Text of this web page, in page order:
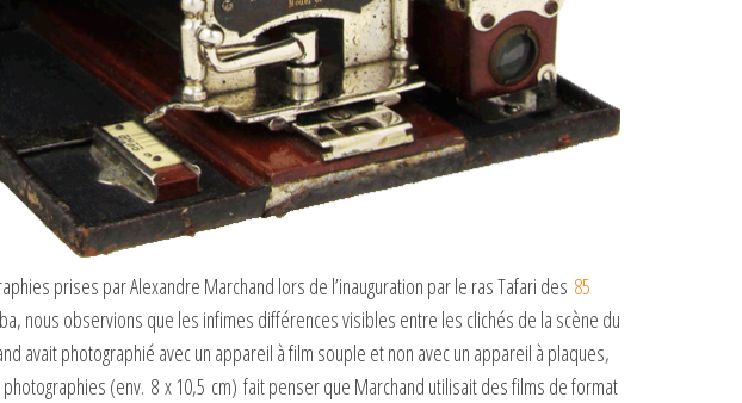
prises par Alexandre Marchand lors de l’inauguration par le ras Tafari des 85
nous observions que les infimes différences visibles entre les clichés de la scène du
avait photographié avec un appareil à film souple et non avec un appareil à plaques,
(env. 8 x 10,5 cm) fait penser que Marchand utilisait des films de format